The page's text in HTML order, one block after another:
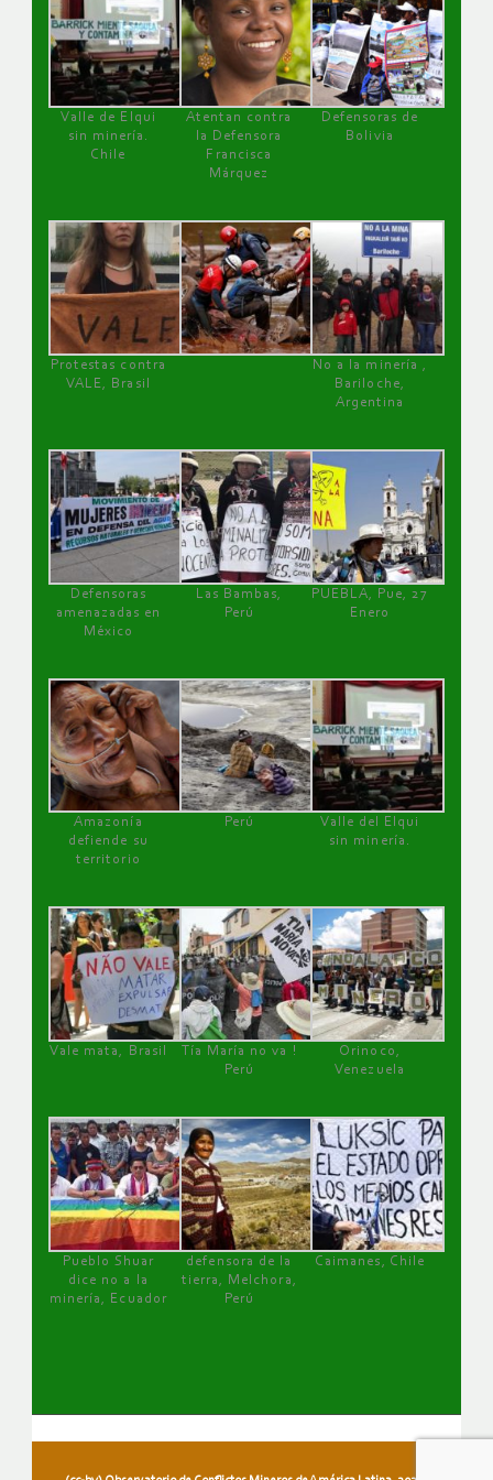
Valle de Elqui
sin minería.
Chile
Atentan contra
la Defensora
Francisca
Márquez
Defensoras de
Bolivia
Protestas contra
VALE, Brasil
No a la minería ,
Bariloche,
Argentina
Defensoras
amenazadas en
México
Las Bambas,
Perú
PUEBLA, Pue, 27
Enero
Amazonía
defiende su
territorio
Perú
Valle del Elqui
sin minería.
Vale mata, Brasil
Tía María no va !
Perú
Orinoco,
Venezuela
Pueblo Shuar
dice no a la
minería, Ecuador
defensora de la
tierra, Melchora,
Perú
Caimanes, Chile